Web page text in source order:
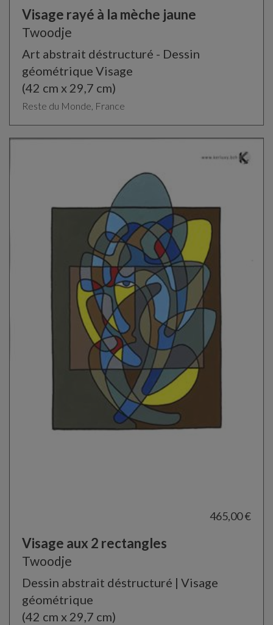
Visage rayé à la mèche jaune
Twoodje
Art abstrait déstructuré - Dessin
géométrique Visage
(42 cm x 29,7 cm)
Reste du Monde, France
465,00 €
Visage aux 2 rectangles
Twoodje
Dessin abstrait déstructuré | Visage
géométrique
(42 cm x 29,7 cm)